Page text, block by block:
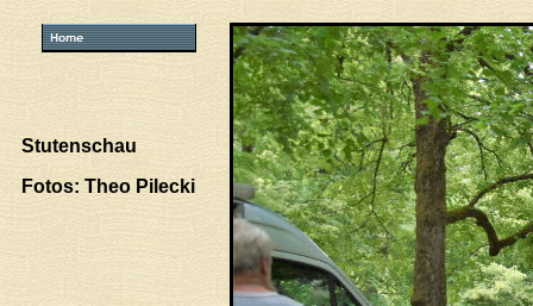
Stutenschau
Fotos: Theo Pilecki